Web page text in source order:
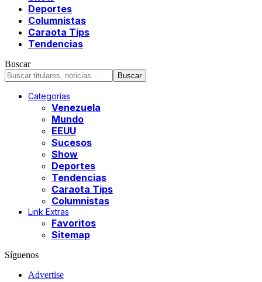
Deportes
Columnistas
Caraota Tips
Tendencias
Buscar
Categorías
Venezuela
Mundo
EEUU
Sucesos
Show
Deportes
Tendencias
Caraota Tips
Columnistas
Link Extras
Favoritos
Sitemap
Síguenos
Advertise